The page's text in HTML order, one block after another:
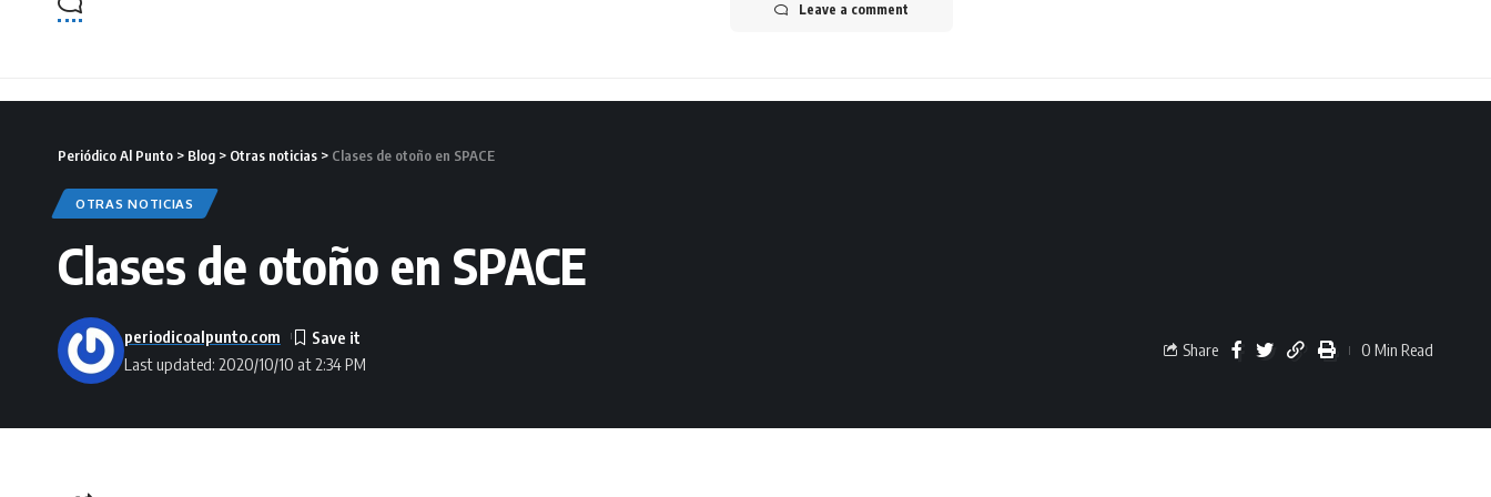
Leave a comment
Periódico Al Punto > Blog > Otras noticias > Clases de otoño en SPACE
OTRAS NOTICIAS
Clases de otoño en SPACE
Last updated: 2020/10/10 at 2:34 PM
periodicoalpunto.com
Share 0 Min Read